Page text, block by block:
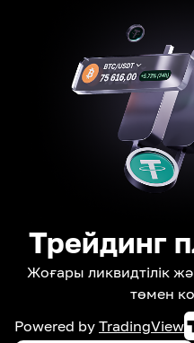
Трейдинг
Жоғары ликвидтілік
төмен
Powered by TradingView